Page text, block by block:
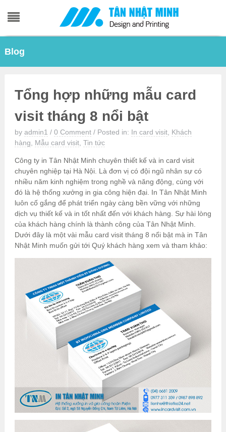
Blog
Tổng hợp những mẫu card
visit tháng 8 nổi bật
by admin1 / 0 Comment / Posted in: In card visit, Khách
hàng
Mẫu card visit, Tin tức
Công ty in Tân Nhật Minh chuyên thiết kế và in card visit
chuyên nghiệp tại Hà Nội. Là đơn vị có đội ngũ nhân sự có
nhiều năm kinh nghiệm trong nghề và năng động, cùng với
đó là hệ thống xưởng in gia công hiện đại. In Tân Nhật Minh
luôn cố gắng để phát triển ngày càng bền vững với những
dịch vụ thiết kế và in tốt nhất đến với khách hàng. Sự hài lòng
của khách hàng chính là thành công của Tân Nhật Minh.
Dưới đây là một vài mẫu card visit tháng 8 nổi bật mà in Tân
Nhật Minh muốn gửi tới Quý khách hàng xem và tham khảo: